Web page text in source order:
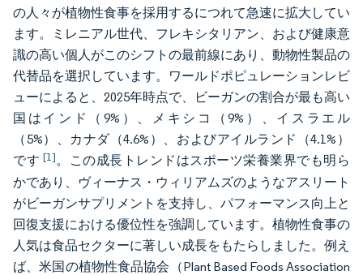
の人々が植物性食事を採用するにつれて急速に拡大してい
ます。ミレニアル世代、フレキシタリアン、および健康意
識の高い個人がこのシフトの最前線にあり、動物性製品の
代替品を選択しています。ワールドポピュレーションレビ
ューによると、2025年時点で、ビーガンの割合が最も高い
国はインド（9%）、メキシコ（9%）、イスラエル
（5%）、カナダ（4.6%）、およびアイルランド（4.1%）
です [1]。この成長トレンドはスポーツ栄養業界でも明ら
かであり、ヴィーナス・ウィリアムズのようなアスリート
がビーガンサプリメントを支持し、パフォーマンス向上と
回復支援における優位性を強調しています。植物性食事の
人気は食品セクターに著しい成長をもたらしました。例え
ば、米国の植物性食品協会（Plant Based Foods Association